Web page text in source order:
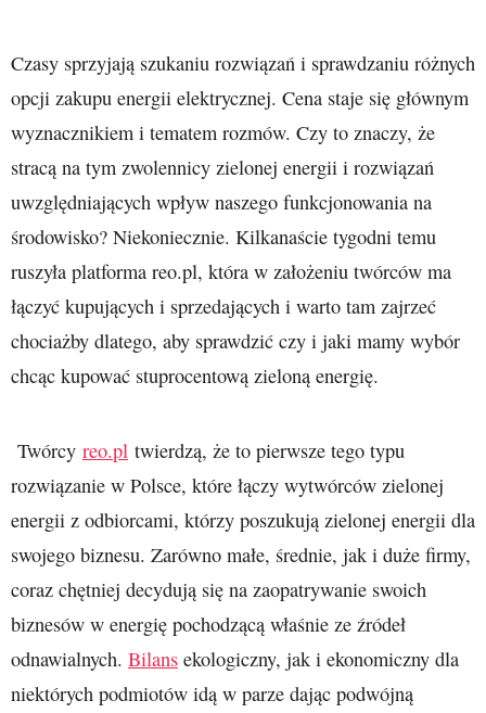
Czasy sprzyjają szukaniu rozwiązań i sprawdzaniu różnych
opcji zakupu energii elektrycznej. Cena staje się głównym
wyznacznikiem i tematem rozmów. Czy to znaczy, że
stracą na tym zwolennicy zielonej energii i rozwiązań
uwzględniających wpływ naszego funkcjonowania na
środowisko? Niekoniecznie. Kilkanaście tygodni temu
ruszyła platforma reo.pl, która w założeniu twórców ma
łączyć kupujących i sprzedających i warto tam zajrzeć
chociażby dlatego, aby sprawdzić czy i jaki mamy wybór
chcąc kupować stuprocentową zieloną energię.
Twórcy reo.pl twierdzą, że to pierwsze tego typu
rozwiązanie w Polsce, które łączy wytwórców zielonej
energii z odbiorcami, którzy poszukują zielonej energii dla
swojego biznesu. Zarówno małe, średnie, jak i duże firmy,
coraz chętniej decydują się na zaopatrywanie swoich
biznesów w energię pochodzącą właśnie ze źródeł
odnawialnych. Bilans ekologiczny, jak i ekonomiczny dla
niektórych podmiotów idą w parze dając podwójną